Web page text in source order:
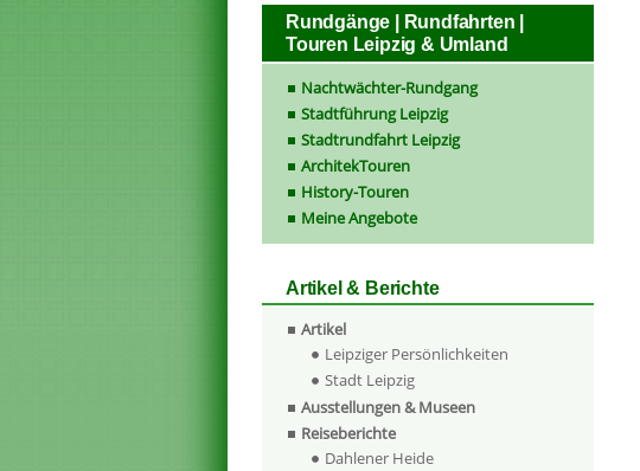
Rundgänge | Rundfahrten |
Touren Leipzig & Umland
Nachtwächter-Rundgang
Stadtführung Leipzig
Stadtrundfahrt Leipzig
ArchitekTouren
History-Touren
Meine Angebote
Artikel & Berichte
Artikel
Leipziger Persönlichkeiten
Stadt Leipzig
Ausstellungen & Museen
Reiseberichte
Dahlener Heide